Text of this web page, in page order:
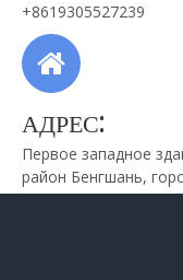
+8619305527239
АДРЕС:
Первое западное
район Бенгшань,